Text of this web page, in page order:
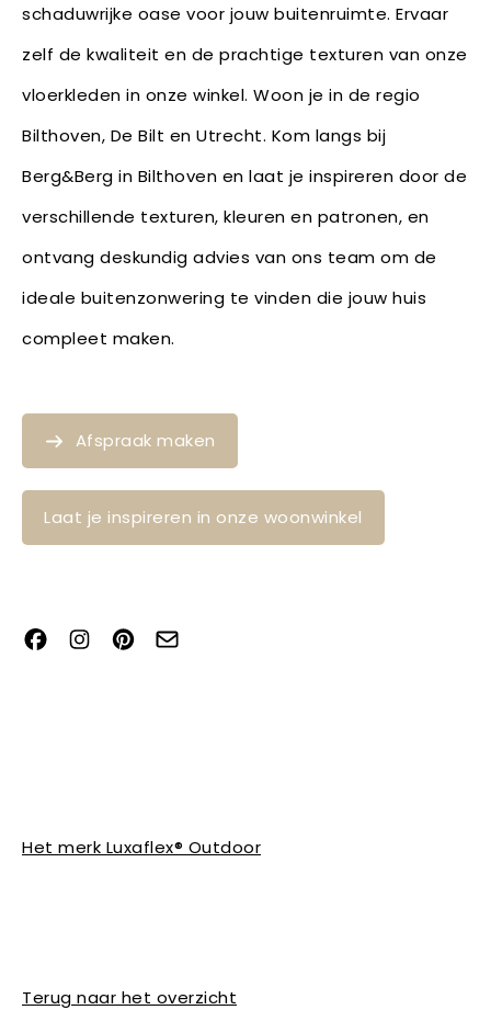
schaduwrijke oase voor jouw buitenruimte. Ervaar
zelf de kwaliteit en de prachtige texturen van onze
vloerkleden in onze winkel. Woon je in de regio
Bilthoven, De Bilt en Utrecht. Kom langs bij
Berg&Berg in Bilthoven en laat je inspireren door de
verschillende texturen, kleuren en patronen, en
ontvang deskundig advies van ons team om de
ideale buitenzonwering te vinden die jouw huis
compleet maken.
Afspraak maken
Laat je inspireren in onze woonwinkel
Het merk Luxaflex® Outdoor
Terug naar het overzicht